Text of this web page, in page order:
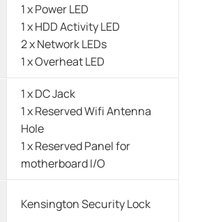
1 x Power LED
1 x HDD Activity LED
2 x Network LEDs
1 x Overheat LED
1 x DC Jack
1 x Reserved Wifi Antenna
Hole
1 x Reserved Panel for
motherboard I/O
Kensington Security Lock